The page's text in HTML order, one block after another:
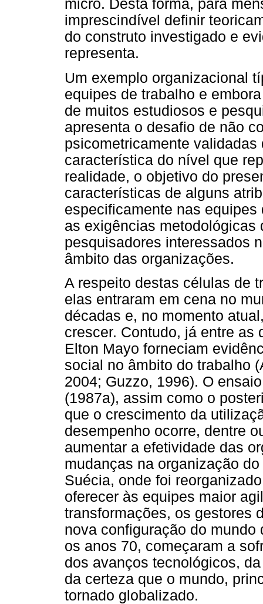
micro. Desta forma, para
imprescindível definir
do construto investigado e
representa.
Um exemplo organizacional
equipes de trabalho e
de muitos estudiosos e
apresenta o desafio de não
psicometricamente
característica do nível que
realidade, o objetivo do
características de alguns
especificamente nas
as exigências metodológicas
pesquisadores interessados
âmbito das organizações.
A respeito destas células de
elas entraram em cena no
décadas e, no momento
crescer. Contudo, já entre as
Elton Mayo forneciam
social no âmbito do trabalho
2004; Guzzo, 1996). O
(1987a), assim como o
que o crescimento da
desempenho ocorre, dentre
aumentar a efetividade das
mudanças na organização
Suécia, onde foi
oferecer às equipes maior
transformações, os gestores
nova configuração do
os anos 70, começaram a
dos avanços tecnológicos,
da certeza que o mundo,
tornado globalizado.